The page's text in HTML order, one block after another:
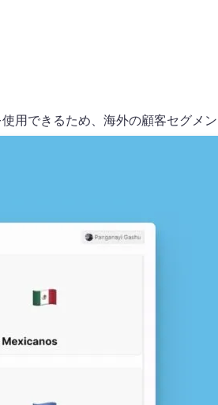
できるため、海外の顧客セグメ